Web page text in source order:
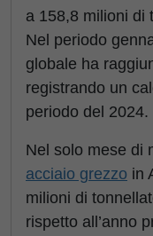
a 158,8 milioni di
Nel periodo
globale ha
registrando un
periodo del 2024.
Nel solo mese di
acciaio grezzo in
milioni di
rispetto all’anno